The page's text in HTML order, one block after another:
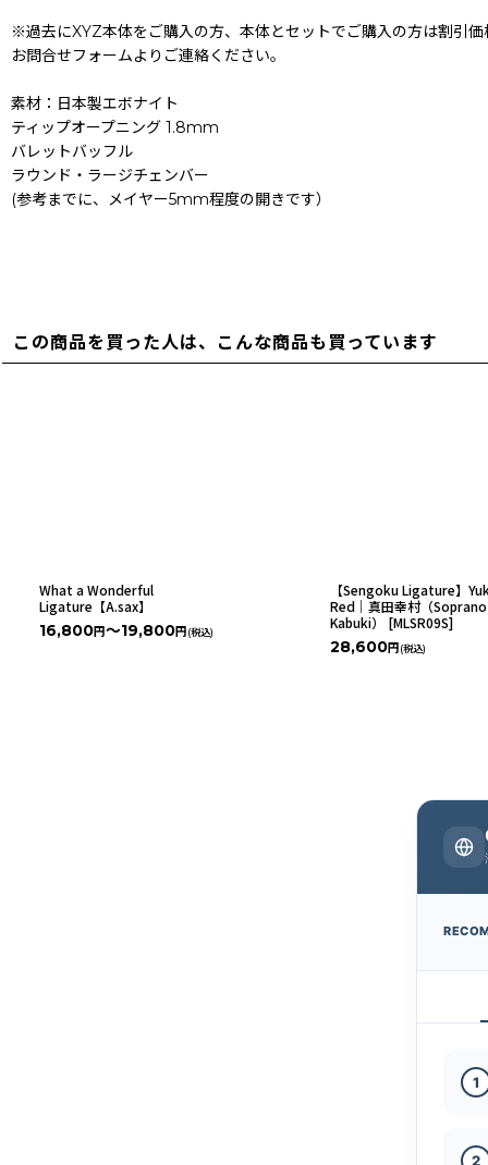
※過去にXYZ本体をご購入の方、本体とセットでご購入の方は割引価
お問合せフォームよりご連絡ください。
素材：日本製エボナイト
ティップオープニング 1.8mm
バレットバッフル
ラウンド・ラージチェンバー
(参考までに、メイヤー5mm程度の開きです）
この商品を買った人は、こんな商品も買っています
What a Wonderful
Ligature【A.sax】
16,800円～19,800円 (税込)
【Sengoku Ligature】
Red｜真田幸村（
Kabuki）
[MLSR09S]
28,600円 (税込)
1
2